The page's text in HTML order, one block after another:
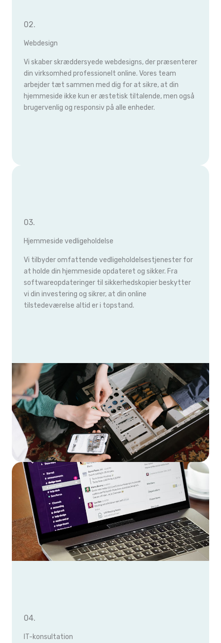
02.
Webdesign
Vi skaber skræddersyede webdesigns, der præsenterer
din virksomhed professionelt online. Vores team
arbejder tæt sammen med dig for at sikre, at din
hjemmeside ikke kun er æstetisk tiltalende, men også
brugervenlig og responsiv på alle enheder.
03.
Hjemmeside vedligeholdelse
Vi tilbyder omfattende vedligeholdelsestjenester for
at holde din hjemmeside opdateret og sikker. Fra
softwareopdateringer til sikkerhedskopier beskytter
vi din investering og sikrer, at din online
tilstedeværelse altid er i topstand.
04.
IT-konsultation